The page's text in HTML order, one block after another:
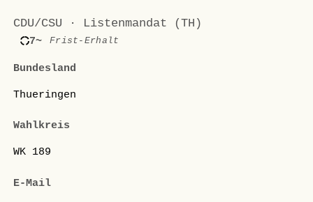
CDU/CSU · Listenmandat (TH)
7~ Frist-Erhalt
Bundesland
Thueringen
Wahlkreis
WK 189
E-Mail